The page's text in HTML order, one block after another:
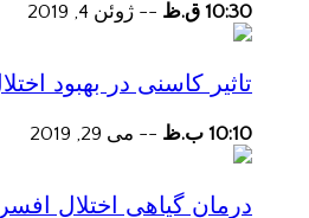
10:30 ق.ظ -- ژوئن 4, 2019
تاثیر کاسنی در بهبود
10:10 ب.ظ -- می 29, 2019
درمان گیاهی اختلال